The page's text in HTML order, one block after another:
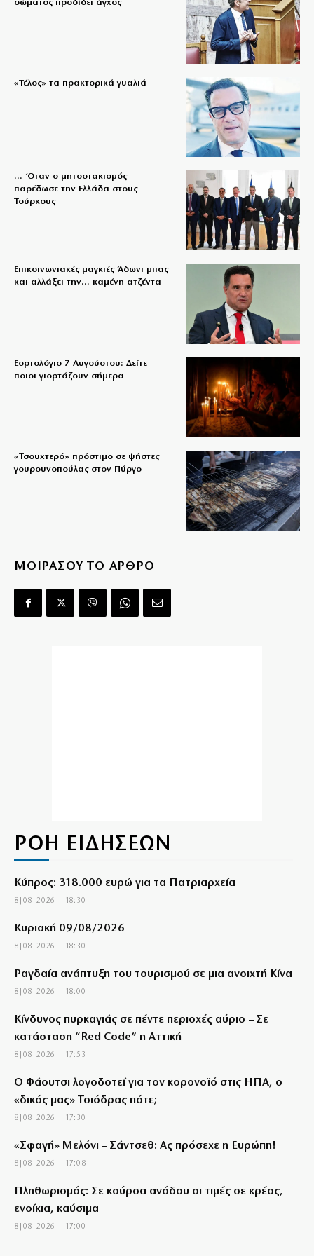
σώματος προδίδει άγχος
«Τέλος» τα πρακτορικά γυαλιά
… Όταν ο μητσοτακισμός
παρέδωσε την Ελλάδα στους
Τούρκους
Επικοινωνιακές μαγκιές Άδωνι μπας
και αλλάξει την… καμένη ατζέντα
Εορτολόγιο 7 Αυγούστου: Δείτε
ποιοι γιορτάζουν σήμερα
«Τσουχτερό» πρόστιμο σε ψήστες
γουρουνοπούλας στον Πύργο
ΜΟΙΡΑΣΟΥ ΤΟ ΑΡΘΡΟ
ΡΟΗ ΕΙΔΗΣΕΩΝ
Κύπρος: 318.000 ευρώ για τα Πατριαρχεία
8|08|2026 | 18:30
Κυριακή 09/08/2026
8|08|2026 | 18:30
Ραγδαία ανάπτυξη του τουρισμού σε μια ανοιχτή Κίνα
8|08|2026 | 18:00
Κίνδυνος πυρκαγιάς σε πέντε περιοχές αύριο – Σε
κατάσταση “Red Code” η Αττική
8|08|2026 | 17:53
Ο Φάουτσι λογοδοτεί για τον κορονοϊό στις ΗΠΑ, ο
«δικός μας» Τσιόδρας πότε;
8|08|2026 | 17:30
«Σφαγή» Μελόνι – Σάντσεθ: Ας πρόσεχε η Ευρώπη!
8|08|2026 | 17:08
Πληθωρισμός: Σε κούρσα ανόδου οι τιμές σε κρέας,
ενοίκια, καύσιμα
8|08|2026 | 17:00